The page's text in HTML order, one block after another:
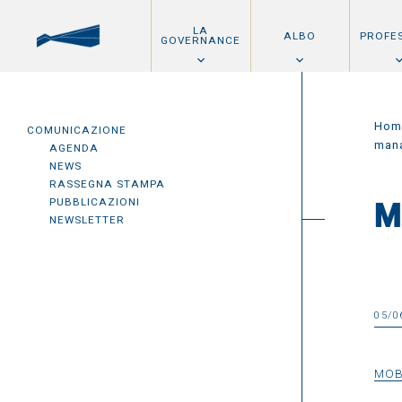
LA
GOVERNANCE ALBO
COMUNICAZIONE
AGENDA
NEWS
RASSEGNA STAMPA
PUBBLICAZIONI
NEWSLETTER
05/